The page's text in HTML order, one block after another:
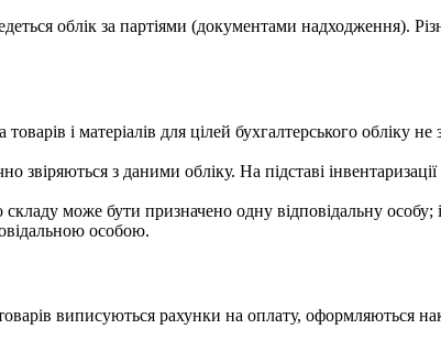
облік за партіями (документами надходження).
і матеріалів для цілей бухгалтерського обліку не
звіряються з даними обліку. На підставі
може бути призначено одну відповідальну особу;
особою.
виписуються рахунки на оплату, оформляються